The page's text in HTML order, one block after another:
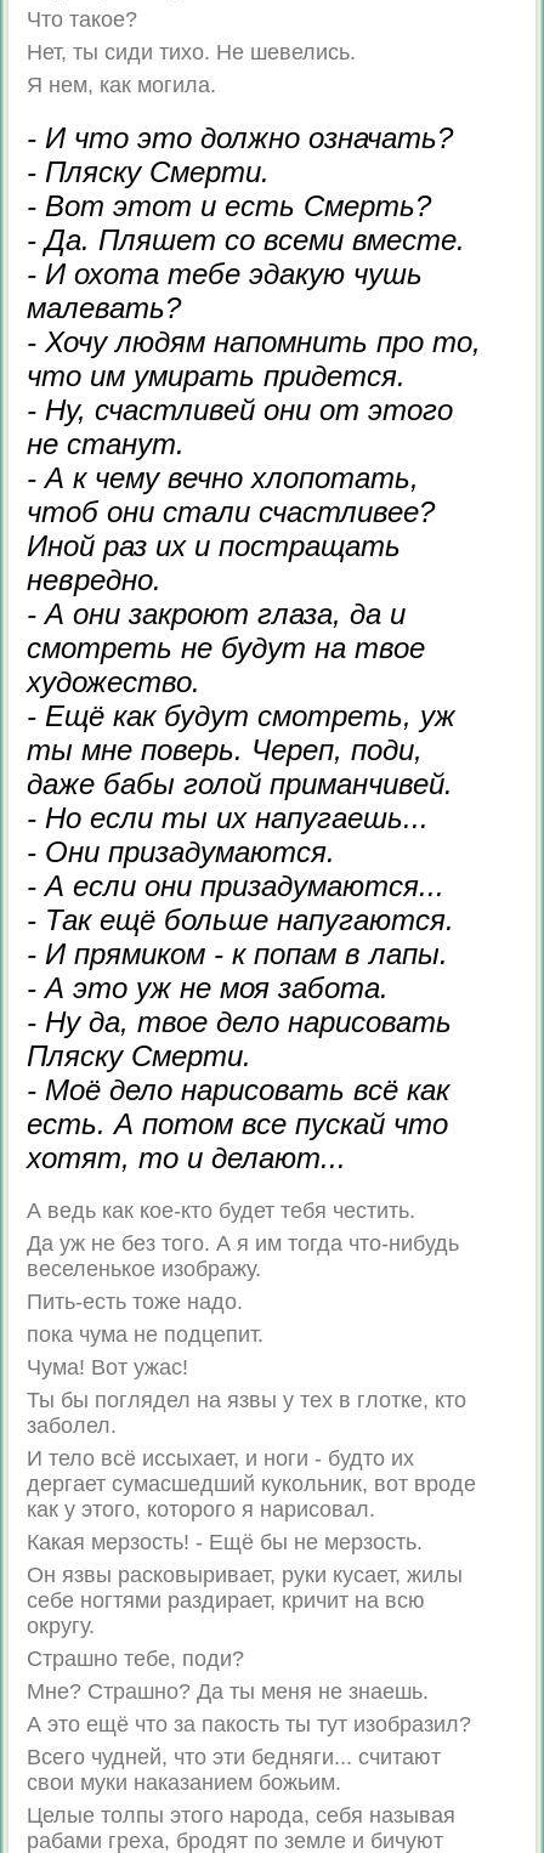
Что такое?
Нет, ты сиди тихо. Не шевелись.
Я нем, как могила.
- И что это должно означать?
- Пляску Смерти.
- Вот этот и есть Смерть?
- Да. Пляшет со всеми вместе.
- И охота тебе эдакую чушь
малевать?
- Хочу людям напомнить про то,
что им умирать придется.
- Ну, счастливей они от этого
не станут.
- А к чему вечно хлопотать,
чтоб они стали счастливее?
Иной раз их и постращать
невредно.
- А они закроют глаза, да и
смотреть не будут на твое
художество.
- Ещё как будут смотреть, уж
ты мне поверь. Череп, поди,
даже бабы голой приманчивей.
- Но если ты их напугаешь...
- Они призадумаются.
- А если они призадумаются...
- Так ещё больше напугаются.
- И прямиком - к попам в лапы.
- А это уж не моя забота.
- Ну да, твое дело нарисовать
Пляску Смерти.
- Моё дело нарисовать всё как
есть. А потом все пускай что
хотят, то и делают...
А ведь как кое-кто будет тебя честить.
Да уж не без того. А я им тогда что-нибудь
веселенькое изображу.
Пить-есть тоже надо.
пока чума не подцепит.
Чума! Вот ужас!
Ты бы поглядел на язвы у тех в глотке, кто
заболел.
И тело всё иссыхает, и ноги - будто их
дергает сумасшедший кукольник, вот вроде
как у этого, которого я нарисовал.
Какая мерзость! - Ещё бы не мерзость.
Он язвы расковыривает, руки кусает, жилы
себе ногтями раздирает, кричит на всю
округу.
Страшно тебе, поди?
Мне? Страшно? Да ты меня не знаешь.
А это ещё что за пакость ты тут изобразил?
Всего чудней, что эти бедняги... считают
свои муки наказанием божьим.
Целые толпы этого народа, себя называя
рабами греха, бродят по земле и бичуют